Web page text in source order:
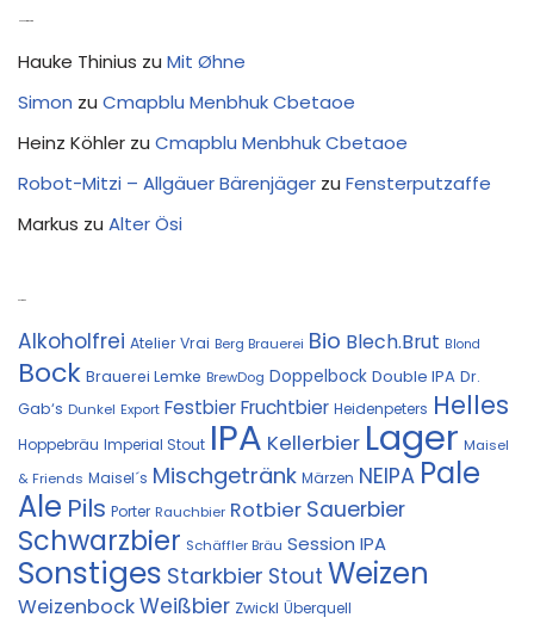
Hauke Thinius zu Mit Øhne
Simon zu Cmapblu Menbhuk Cbetaoe
Heinz Köhler zu Cmapblu Menbhuk Cbetaoe
Robot-Mitzi – Allgäuer Bärenjäger zu Fensterputzaffe
Markus zu Alter Ösi
Alkoholfrei Atelier Vrai Berg Brauerei Bio Blech.Brut Blond
Bock Brauerei Lemke BrewDog Doppelbock Double IPA Dr.
Gab‘s Dunkel Export FestbierFruchtbier Heidenpeters Helles
Hoppebräu Imperial Stout IPA Kellerbier Lager Maisel
& Friends Maisel´s Mischgetränk Märzen NEIPA Pale
Ale Pils Porter Rauchbier Rotbier Sauerbier
Schwarzbier Schäffler Bräu Session IPA
Sonstiges Starkbier Stout Weizen
WeizenbockWeißbier Zwickl Überquell